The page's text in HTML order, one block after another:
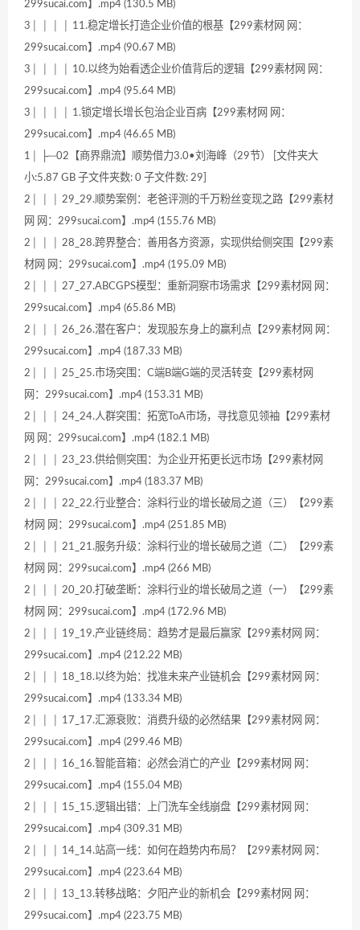
299sucai.com】.mp4 (130.5 MB)
3│ │ │ │ 11.稳定增长打造企业价值的根基【299素材网 网：
299sucai.com】.mp4 (90.67 MB)
3│ │ │ │ 10.以终为始看透企业价值背后的逻辑【299素材网 网：
299sucai.com】.mp4 (95.64 MB)
3│ │ │ │ 1.锁定增长增长包治企业百病【299素材网 网：
299sucai.com】.mp4 (46.65 MB)
1│ ├─02【商界鼎流】顺势借力3.0•刘海峰（29节） [文件夹大
小:5.87 GB 子文件夹数: 0 子文件数: 29]
2│ │ │ 29_29.顺势案例：老爸评测的千万粉丝变现之路【299素材
网 网：299sucai.com】.mp4 (155.76 MB)
2│ │ │ 28_28.跨界整合：善用各方资源，实现供给侧突围【299素
材网 网：299sucai.com】.mp4 (195.09 MB)
2│ │ │ 27_27.ABCGPS模型：重新洞察市场需求【299素材网 网：
299sucai.com】.mp4 (65.86 MB)
2│ │ │ 26_26.潜在客户：发现股东身上的赢利点【299素材网 网：
299sucai.com】.mp4 (187.33 MB)
2│ │ │ 25_25.市场突围：C端B端G端的灵活转变【299素材网
网：299sucai.com】.mp4 (153.31 MB)
2│ │ │ 24_24.人群突围：拓宽ToA市场，寻找意见领袖【299素材
网 网：299sucai.com】.mp4 (182.1 MB)
2│ │ │ 23_23.供给侧突围：为企业开拓更长远市场【299素材网
网：299sucai.com】.mp4 (183.37 MB)
2│ │ │ 22_22.行业整合：涂料行业的增长破局之道（三）【299素
材网 网：299sucai.com】.mp4 (251.85 MB)
2│ │ │ 21_21.服务升级：涂料行业的增长破局之道（二）【299素
材网 网：299sucai.com】.mp4 (266 MB)
2│ │ │ 20_20.打破垄断：涂料行业的增长破局之道（一）【299素
材网 网：299sucai.com】.mp4 (172.96 MB)
2│ │ │ 19_19.产业链终局：趋势才是最后赢家【299素材网 网：
299sucai.com】.mp4 (212.22 MB)
2│ │ │ 18_18.以终为始：找准未来产业链机会【299素材网 网：
299sucai.com】.mp4 (133.34 MB)
2│ │ │ 17_17.汇源衰败：消费升级的必然结果【299素材网 网：
299sucai.com】.mp4 (299.46 MB)
2│ │ │ 16_16.智能音箱：必然会消亡的产业【299素材网 网：
299sucai.com】.mp4 (155.04 MB)
2│ │ │ 15_15.逻辑出错：上门洗车全线崩盘【299素材网 网：
299sucai.com】.mp4 (309.31 MB)
2│ │ │ 14_14.站高一线：如何在趋势内布局？【299素材网 网：
299sucai.com】.mp4 (223.64 MB)
2│ │ │ 13_13.转移战略：夕阳产业的新机会【299素材网 网：
299sucai.com】.mp4 (223.75 MB)